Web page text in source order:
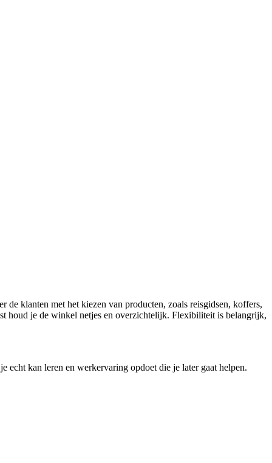
klanten met het kiezen van producten, zoals reisgidsen, koffers,
houd je de winkel netjes en overzichtelijk. Flexibiliteit is belangrijk,
echt kan leren en werkervaring opdoet die je later gaat helpen.